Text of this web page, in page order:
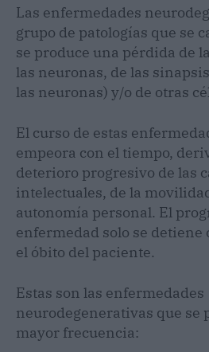
Las enfermedades
grupo de patologías que se
se produce una pérdida de
las neuronas, de las
las neuronas) y/o de otras
El curso de estas
empeora con el tiempo,
deterioro progresivo de las
intelectuales, de la
autonomía personal. El
enfermedad solo se detiene
el óbito del paciente.
Estas son las enfermedades
neurodegenerativas que se
mayor frecuencia: